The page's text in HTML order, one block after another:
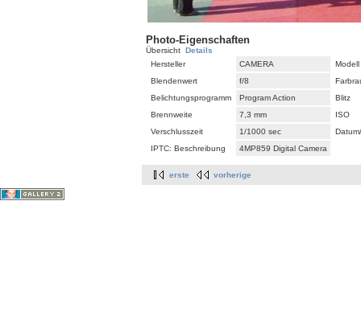
Photo-Eigenschaften
Übersicht Details
Hersteller
CAMERA
Modell
Blendenwert
f/8
Belichtungsprogramm
Program Action
Blitz
Brennweite
7,3 mm
ISO
Verschlusszeit
1/1000 sec
IPTC: Beschreibung
4MP859 Digital Camera
erste vorherige